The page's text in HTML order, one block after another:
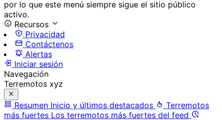
por lo que este menú siempre sigue el sitio público
activo.
Recursos
Privacidad
Contáctenos
Alertas
Iniciar sesión
Navegación
Terremotos xyz
Resumen Inicio y últimos destacados
Terremotos
más fuertes Los terremotos más fuertes del feed